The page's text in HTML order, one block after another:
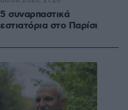
5 συναρπαστικά
εστιατόρια στο Παρίσι